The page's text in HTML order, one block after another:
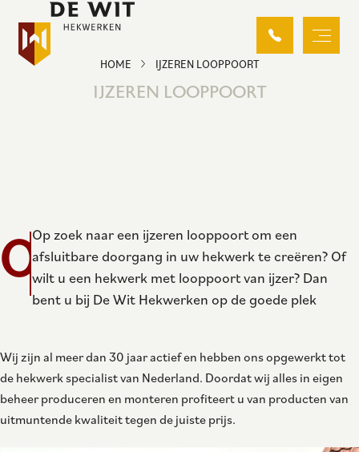
HOME IJZEREN LOOPPOORT
IJZEREN LOOPPOORT
OOp zoek naar een ijzeren looppoort om een
afsluitbare doorgang in uw hekwerk te creëren? Of
wilt u een hekwerk met looppoort van ijzer? Dan
bent u bij De Wit Hekwerken op de goede plek
Wij zijn al meer dan 30 jaar actief en hebben ons opgewerkt tot
de hekwerk specialist van Nederland. Doordat wij alles in eigen
beheer produceren en monteren profiteert u van producten van
uitmuntende kwaliteit tegen de juiste prijs.